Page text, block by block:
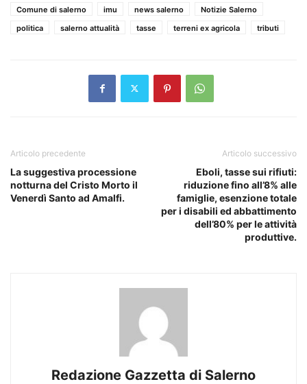
Comune di salerno
imu news salerno
Notizie Salerno
politica
salerno attualità tasse terreni ex agricola tributi
Articolo precedente
La suggestiva processione
notturna del Cristo Morto il
Venerdì Santo ad Amalfi.
Articolo successivo
Eboli, tasse sui rifiuti:
riduzione fino all’8% alle
famiglie, esenzione totale
per i disabili ed abbattimento
dell’80% per le attività
produttive.
Redazione Gazzetta di Salerno